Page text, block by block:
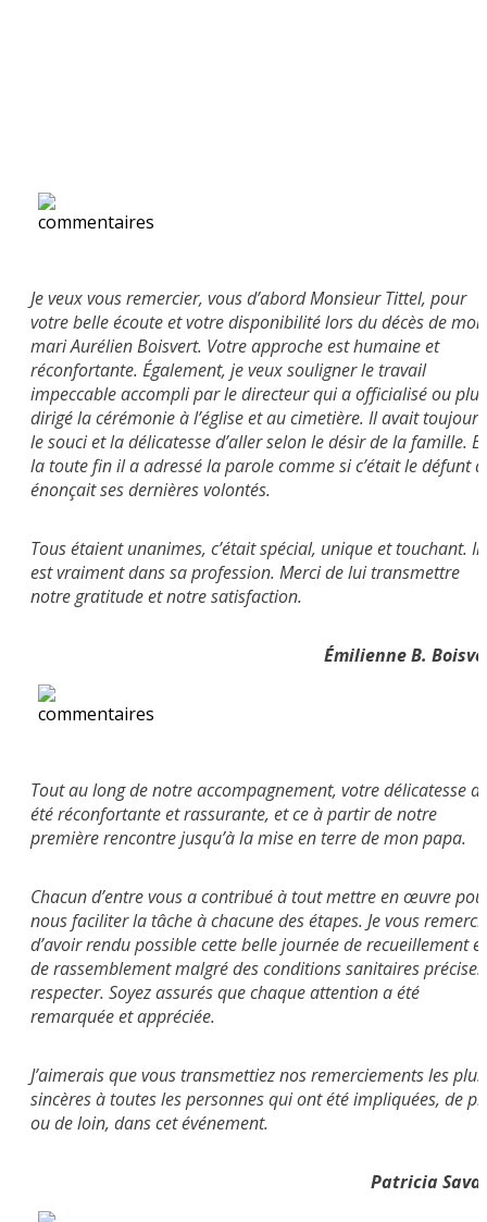
Je veux vous remercier, vous d’abord Monsieur Tittel, pour
votre belle écoute et votre disponibilité lors du décès de mon
mari Aurélien Boisvert. Votre approche est humaine et
réconfortante. Également, je veux souligner le travail
impeccable accompli par le directeur qui a officialisé ou
dirigé la cérémonie à l’église et au cimetière. Il avait toujours
le souci et la délicatesse d’aller selon le désir de la famille.
la toute fin il a adressé la parole comme si c’était le défunt
énonçait ses dernières volontés.
Tous étaient unanimes, c’était spécial, unique et touchant. Il
est vraiment dans sa profession. Merci de lui transmettre
notre gratitude et notre satisfaction.
Émilienne B.
Tout au long de notre accompagnement, votre délicatesse a
été réconfortante et rassurante, et ce à partir de notre
première rencontre jusqu’à la mise en terre de mon papa.
Chacun d’entre vous a contribué à tout mettre en œuvre
nous faciliter la tâche à chacune des étapes. Je vous
d’avoir rendu possible cette belle journée de recueillement et
de rassemblement malgré des conditions sanitaires
respecter. Soyez assurés que chaque attention a été
remarquée et appréciée.
J’aimerais que vous transmettiez nos remerciements les plus
sincères à toutes les personnes qui ont été impliquées, de
ou de loin, dans cet événement.
Patricia